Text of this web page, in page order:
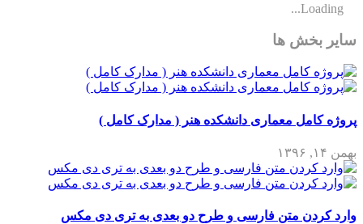
Loading...
سایر بخش ها
پروژه کامل معماری دانشکده هنر ( مدارک کامل )
بهمن ۱۴, ۱۳۹۶
وارد کردن متن فارسی و طرح دو بعدی به تری دی مکس